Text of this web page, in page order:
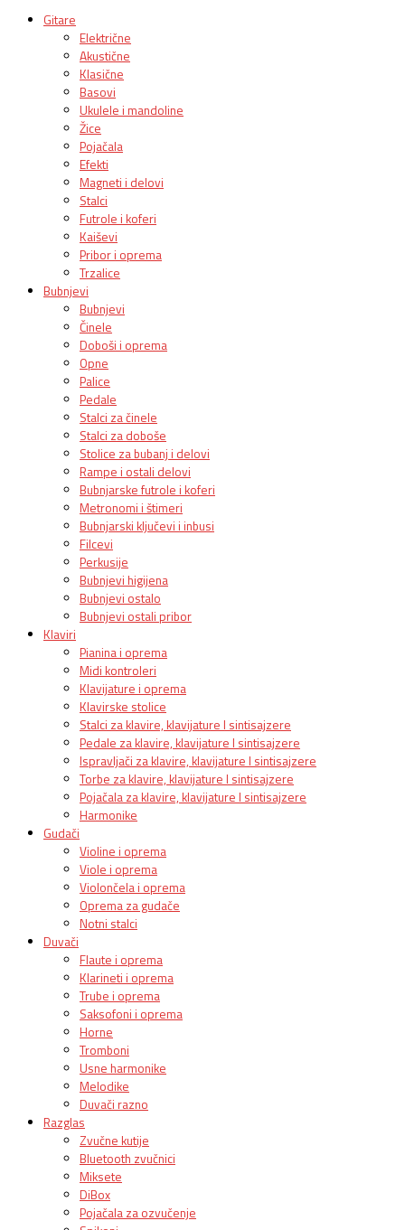
Gitare
Električne
Akustične
Klasične
Basovi
Ukulele i mandoline
Žice
Pojačala
Efekti
Magneti i delovi
Stalci
Futrole i koferi
Kaiševi
Pribor i oprema
Trzalice
Bubnjevi
Bubnjevi
Činele
Doboši i oprema
Opne
Palice
Pedale
Stalci za činele
Stalci za doboše
Stolice za bubanj i delovi
Rampe i ostali delovi
Bubnjarske futrole i koferi
Metronomi i štimeri
Bubnjarski ključevi i inbusi
Filcevi
Perkusije
Bubnjevi higijena
Bubnjevi ostalo
Bubnjevi ostali pribor
Klaviri
Pianina i oprema
Midi kontroleri
Klavijature i oprema
Klavirske stolice
Stalci za klavire, klavijature I sintisajzere
Pedale za klavire, klavijature I sintisajzere
Ispravljači za klavire, klavijature I sintisajzere
Torbe za klavire, klavijature I sintisajzere
Pojačala za klavire, klavijature I sintisajzere
Harmonike
Gudači
Violine i oprema
Viole i oprema
Violončela i oprema
Oprema za gudače
Notni stalci
Duvači
Flaute i oprema
Klarineti i oprema
Trube i oprema
Saksofoni i oprema
Horne
Tromboni
Usne harmonike
Melodike
Duvači razno
Razglas
Zvučne kutije
Bluetooth zvučnici
Miksete
DiBox
Pojačala za ozvučenje